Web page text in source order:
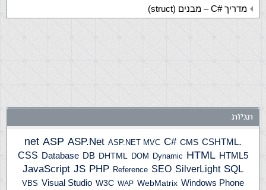
מדריךC#– מבנים (struct)
תגיות
.net
ASP ASP.Net ASP.NET MVC C# CMS CSHTML
CSS Database DB DHTML DOM Dynamic HTML HTML5
JavaScript JS PHP Reference SEO SilverLight SQL
VBS Visual Studio W3C WAP WebMatrix Windows Phone